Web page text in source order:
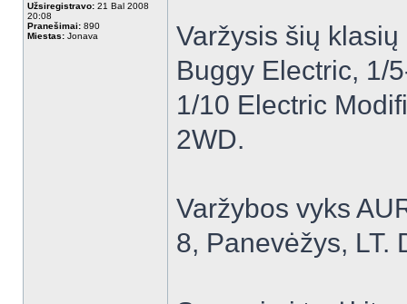
Užsiregistravo: 21 Bal 2008
20:08
Pranešimai: 890
Miestas: Jonava
Varžysis šių
Buggy Electric, 1/
1/10 Electric
2WD.
Varžybos vyks
8, Panevėžys, LT.